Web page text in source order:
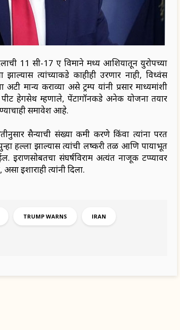
11 सी-17 ए विमाने मध्य आशियातून युरोपच्या
त्यांच्याकडे काहीही उरणार नाही, विध्वंस
मान्य कराव्या असे ट्रम्प यांनी प्रसार माध्यमांशी
पीट हेगसेथ म्हणाले, पेंटागॉनकडे अनेक योजना तयार
समावेश आहे.
सैन्याची संख्या कमी करणे किंवा त्यांना परत
हल्ला झाल्यास त्यांची लष्करी तळ आणि पायाभूत
इराणसोबतचा संघर्षविराम अत्यंत नाजूक टप्प्यावर
इशाराही त्यांनी दिला.
TRUMP WARNS IRAN